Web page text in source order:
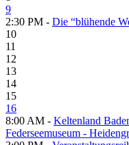
9
2:30 PM - Die “blühende
10
11
12
13
14
15
16
8:00 AM - Keltenland
Federseemuseum -